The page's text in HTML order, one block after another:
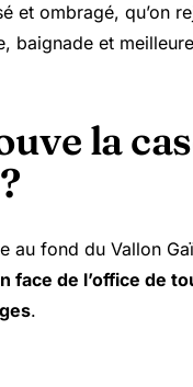
et ombragé, qu’on
baignade et
la
au fond du Vallon
face de l’office de
.